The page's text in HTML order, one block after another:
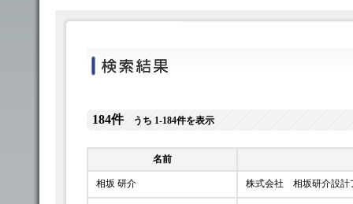
184件うち 1-184件を表示
名前
相坂 研介 株式会社 相坂研介設計